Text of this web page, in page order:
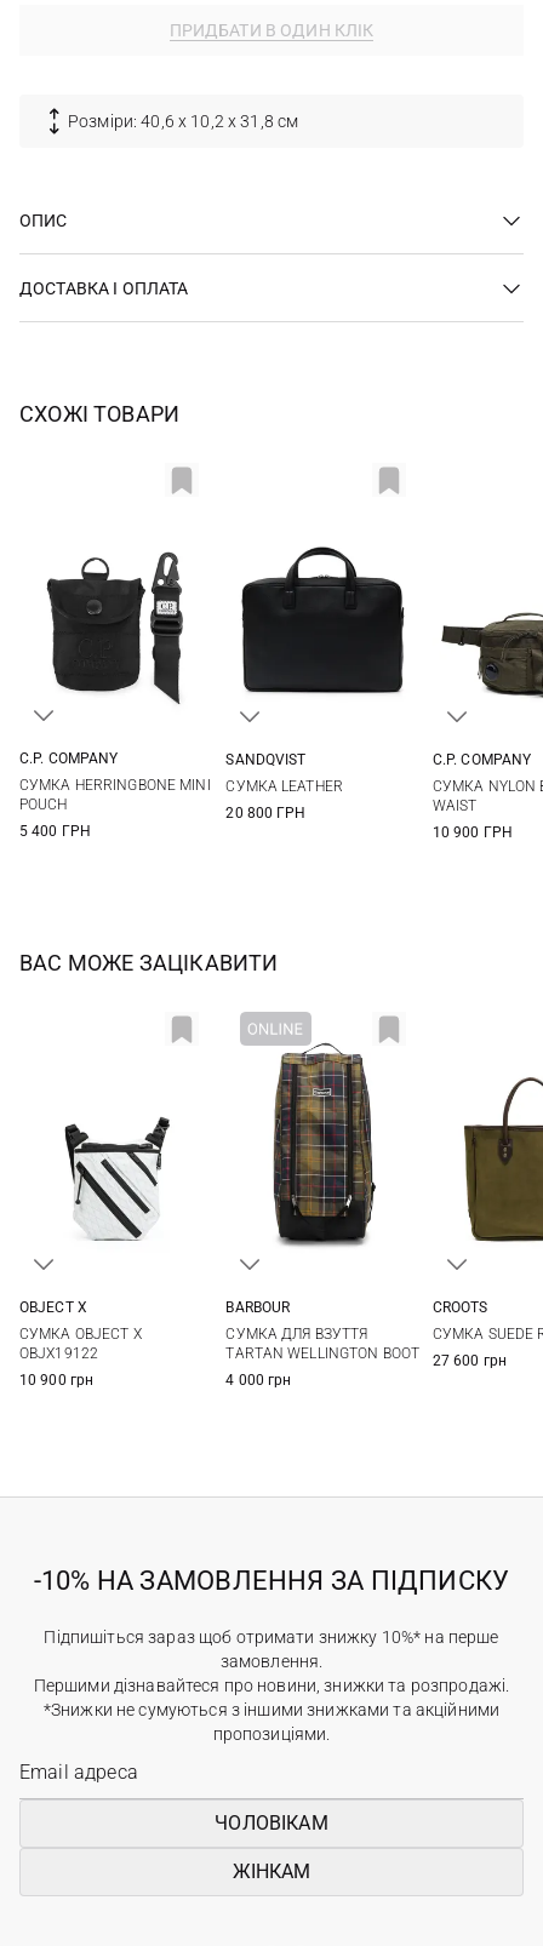
ПРИДБАТИ В ОДИН КЛІК
Розміри: 40,6 х 10,2 х 31,8 см
ОПИС
ДОСТАВКА І ОПЛАТА
СХОЖІ ТОВАРИ
C.P. COMPANY
СУМКА HERRINGBONE MINI
POUCH
5 400 ГРН
38Х26Х6СМ
SANDQVIST
СУМКА LEATHER
20 800 ГРН
C.P. COMPANY
СУМКА NYLON
WAIST
10 900 ГРН
ВАС МОЖЕ ЗАЦІКАВИТИ
OBJECT X
СУМКА OBJECT X
OBJX19122
10 900 грн
BARBOUR
СУМКА ДЛЯ ВЗУТТЯ
TARTAN WELLINGTON BOOT
4 000 грн
CROOTS
СУМКА SUEDE
27 600 грн
-10% НА ЗАМОВЛЕННЯ ЗА ПІДПИСКУ
Підпишіться зараз щоб отримати знижку 10%* на перше
замовлення.
Першими дізнавайтеся про новини, знижки та розпродажі.
*Знижки не сумуються з іншими знижками та акційними
пропозиціями.
ЧОЛОВІКАМ
ЖІНКАМ